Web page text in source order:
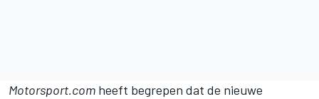
Motorsport.com heeft begrepen dat de nieuwe